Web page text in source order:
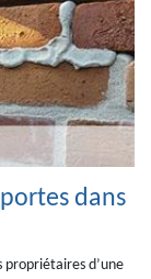
dans
d’une